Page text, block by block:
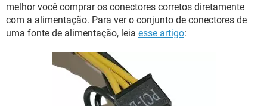
melhor você comprar os conectores corretos diretamente
com a alimentação. Para ver o conjunto de conectores de
uma fonte de alimentação, leia esse artigo: